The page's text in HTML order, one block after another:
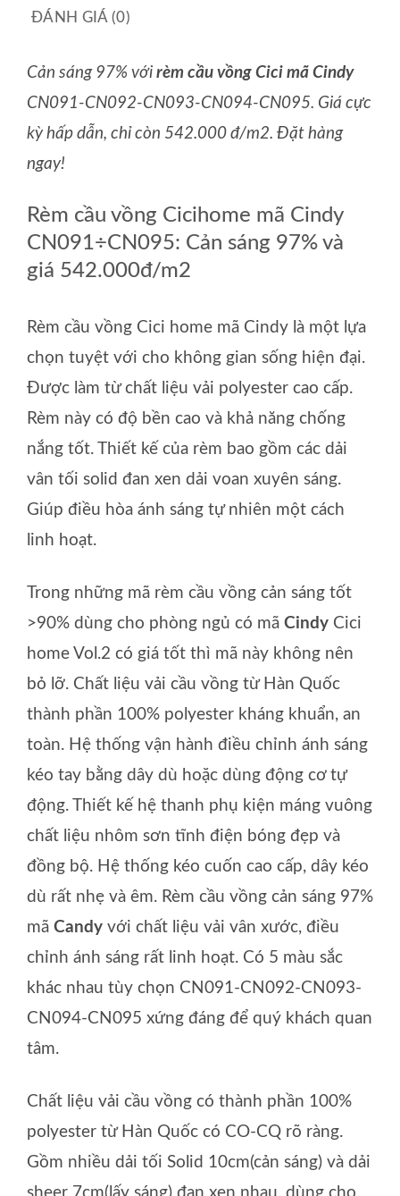
ĐÁNH GIÁ (0)
Cản sáng 97% với rèm cầu vồng Cici mã Cindy
CN091-CN092-CN093-CN094-CN095. Giá cực
kỳ hấp dẫn, chỉ còn 542.000 đ/m2. Đặt hàng
ngay!
Rèm cầu vồng Cicihome mã Cindy
CN091÷CN095: Cản sáng 97% và
giá 542.000đ/m2
Rèm cầu vồng Cici home mã Cindy là một lựa
chọn tuyệt với cho không gian sống hiện đại.
Được làm từ chất liệu vải polyester cao cấp.
Rèm này có độ bền cao và khả năng chống
nắng tốt. Thiết kế của rèm bao gồm các dải
vân tối solid đan xen dải voan xuyên sáng.
Giúp điều hòa ánh sáng tự nhiên một cách
linh hoạt.
Trong những mã rèm cầu vồng cản sáng tốt
>90% dùng cho phòng ngủ có mã Cindy Cici
home Vol.2 có giá tốt thì mã này không nên
bỏ lỡ. Chất liệu vải cầu vồng từ Hàn Quốc
thành phần 100% polyester kháng khuẩn, an
toàn. Hệ thống vận hành điều chỉnh ánh sáng
kéo tay bằng dây dù hoặc dùng động cơ tự
động. Thiết kế hệ thanh phụ kiện máng vuông
chất liệu nhôm sơn tĩnh điện bóng đẹp và
đồng bộ. Hệ thống kéo cuốn cao cấp, dây kéo
dù rất nhẹ và êm. Rèm cầu vồng cản sáng 97%
mã Candy với chất liệu vải vân xước, điều
chỉnh ánh sáng rất linh hoạt. Có 5 màu sắc
khác nhau tùy chọn CN091-CN092-CN093-
CN094-CN095 xứng đáng để quý khách quan
tâm.
Chất liệu vải cầu vồng có thành phần 100%
polyester từ Hàn Quốc có CO-CQ rõ ràng.
Gồm nhiều dải tối Solid 10cm(cản sáng) và dải
sheer 7cm(lấy sáng) đan xen nhau, dùng cho